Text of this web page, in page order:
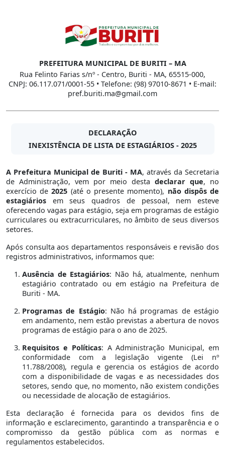
PREFEITURA MUNICIPAL DE BURITI – MA
Rua Felinto Farias s/nº - Centro, Buriti - MA, 65515-000,
CNPJ: 06.117.071/0001-55 • Telefone: (98) 97010-8671 • E-mail:
pref.buriti.ma@gmail.com
DECLARAÇÃO
INEXISTÊNCIA DE LISTA DE ESTAGIÁRIOS - 2025
A Prefeitura Municipal de Buriti - MA, através da Secretaria
de Administração, vem por meio desta declarar que, no
exercício de2025 (até o presente momento), não dispôs de
estagiários em seus quadros de pessoal, nem esteve
oferecendo vagas para estágio, seja em programas de estágio
curriculares ou extracurriculares, no âmbito de seus diversos
setores.
Após consulta aos departamentos responsáveis e revisão dos
registros administrativos, informamos que:
Ausência de Estagiários: Não há, atualmente, nenhum
estagiário contratado ou em estágio na Prefeitura de
Buriti - MA.
Programas de Estágio: Não há programas de estágio
em andamento, nem estão previstas a abertura de novos
programas de estágio para o ano de 2025.
Requisitos e Políticas: A Administração Municipal, em
conformidade com a legislação vigente (Lei nº
11.788/2008), regula e gerencia os estágios de acordo
com a disponibilidade de vagas e as necessidades dos
setores, sendo que, no momento, não existem condições
ou necessidade de alocação de estagiários.
Esta declaração é fornecida para os devidos fins de
informação e esclarecimento, garantindo a transparência e o
compromisso da gestão pública com as normas e
regulamentos estabelecidos.